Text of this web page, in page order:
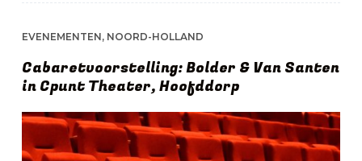
EVENEMENTEN, NOORD-HOLLAND
Cabaretvoorstelling: Bolder & Van Santen
in Cpunt Theater, Hoofddorp